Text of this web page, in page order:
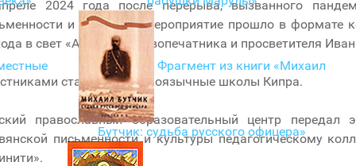
Фрагмент из книги «Михаил
Бутчик: судьба русского офицера»
2024 года после перерыва, вызванного
и культуры. Мероприятие прошло в формате
в свет «АЗБУКИ» первопечатника и просветителя
стали все русскоязычные школы Кипра.
православный образовательный центр передал
письменности и культуры педагогическому